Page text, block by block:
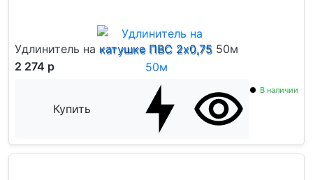
Удлинитель на катушке ПВС 2x0,75 50м
2 274 р
Купить
В наличии